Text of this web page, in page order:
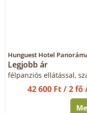
Hunguest Hotel
Legjobb ár
félpanziós ellátással,
42 600 Ft / 2